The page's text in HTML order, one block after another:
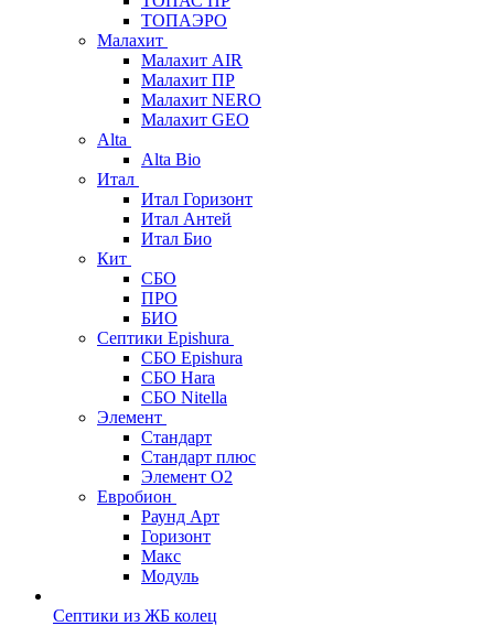
ТОПАЭРО
Малахит
Малахит AIR
Малахит ПР
Малахит NERO
Малахит GEO
Alta
Alta Bio
Итал
Итал Горизонт
Итал Антей
Итал Био
Кит
СБО
ПРО
БИО
Септики Epishura
СБО Epishura
СБО Hara
СБО Nitella
Элемент
Стандарт
Стандарт плюс
Элемент О2
Евробион
Раунд Арт
Горизонт
Макс
Модуль
Септики из ЖБ колец